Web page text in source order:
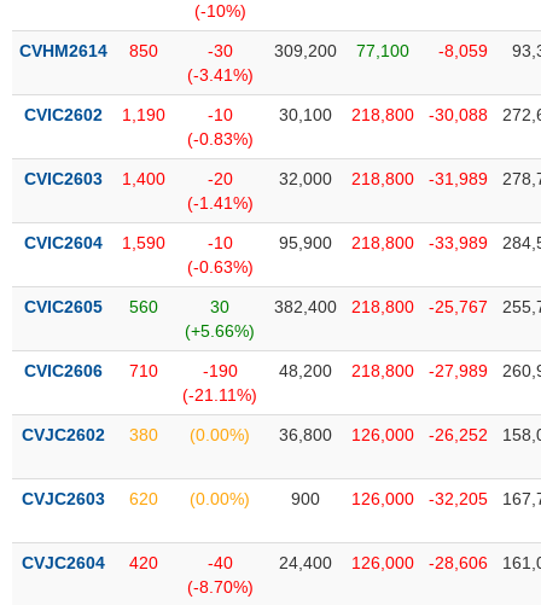
(-10%)
CVHM2614 850
-30
(-3.41%)
309,200 77,100 -8,059
CVIC2602 1,190
-10
(-0.83%)
30,100 218,800 -30,088
CVIC2603 1,400
-20
(-1.41%)
32,000 218,800 -31,989
CVIC2604 1,590
-10
(-0.63%)
95,900 218,800 -33,989
CVIC2605 560
30
(+5.66%)
382,400 218,800 -25,767
CVIC2606 710
-190
(-21.11%)
48,200 218,800 -27,989
CVJC2602 380 (0.00%) 36,800 126,000 -26,252
CVJC2603 620 (0.00%) 900 126,000 -32,205
CVJC2604 420
-40
(-8.70%)
24,400 126,000 -28,606
Đào
chính
Công
cụ
tư
Truyền
thông